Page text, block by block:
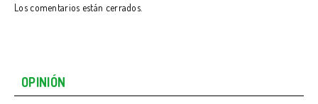
Los comentarios están cerrados.
OPINIÓN